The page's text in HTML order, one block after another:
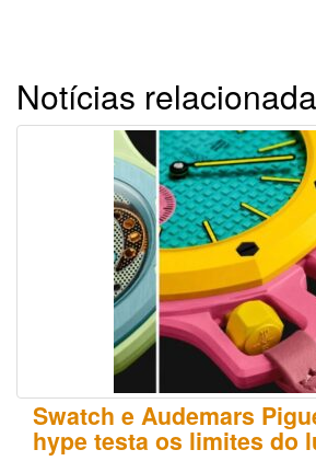
Notícias
Swatch e Audemars
hype testa os limites do